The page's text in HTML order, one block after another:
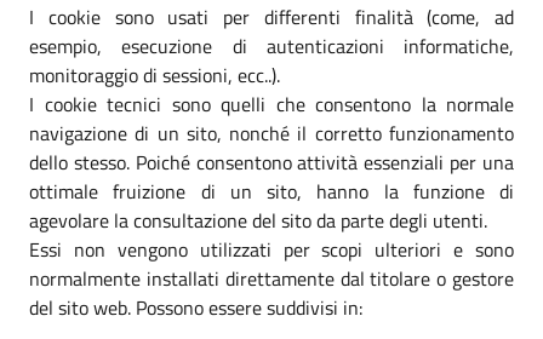
I cookie sono usati per differenti finalità (come, ad
esempio, esecuzione di autenticazioni informatiche,
monitoraggio di sessioni, ecc..).
I cookie tecnici sono quelli che consentono la normale
navigazione di un sito, nonché il corretto funzionamento
dello stesso. Poiché consentono attività essenziali per una
ottimale fruizione di un sito, hanno la funzione di
agevolare la consultazione del sito da parte degli utenti.
Essi non vengono utilizzati per scopi ulteriori e sono
normalmente installati direttamente dal titolare o gestore
del sito web. Possono essere suddivisi in: